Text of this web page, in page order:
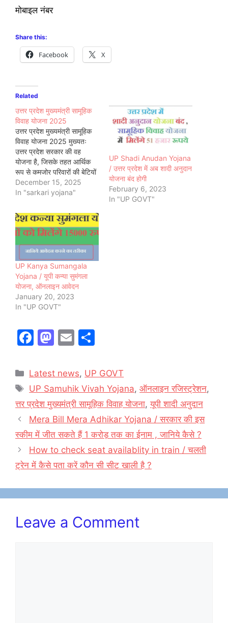
मोबाइल नंबर
Share this:
Facebook X
Related
उत्तर प्रदेश मुख्यमंत्री सामूहिक
विवाह योजना 2025
उत्तर प्रदेश मुख्यमंत्री सामूहिक
विवाह योजना 2025 मुख्यतः
उत्तर प्रदेश सरकार की वह
योजना है, जिसके तहत आर्थिक
रूप से कमजोर परिवारों की बेटियों
(तथा विधवा/परित्यक्ता महिलाओं
के पुनर्विवाह) के लिए सामूहिक
जोड़ा लगभग 1 लाख रुपये तक
की सहायता दी जाती है।
वर्तमान…
December 15, 2025
In "sarkari yojana"
UP Shadi Anudan Yojana
/ उत्तर प्रदेश में अब शादी अनुदान
योजना बंद होगी
February 6, 2023
In "UP GOVT"
UP Kanya Sumangala
Yojana / यूपी कन्या सुमंगला
योजना, ऑनलाइन आवेदन
January 20, 2023
In "UP GOVT"
F
c
e
b
o
o
k
M
st
o
d
o
n
E
ai
l
ar
e
Categories
Latest news, UP GOVT
Tags
UP Samuhik Vivah Yojana,ऑनलाइन रजिस्ट्रेशन,
त्तर प्रदेश मुख्यमंत्री सामूहिक विवाह योजना,यूपी शादी अनुदान
Mera Bill Mera Adhikar Yojana / सरकार की इस
स्कीम में जीत सकते हैं 1 करोड़ तक का ईनाम , जानिये कैसे ?
How to check seat availablity in train / चलती
ट्रेन में कैसे पता करें कौन सी सीट खाली है ?
Leave a Comment